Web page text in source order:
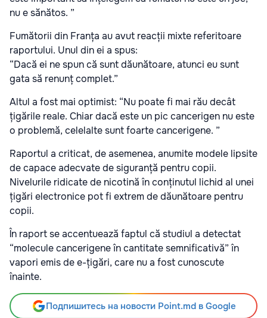
nu e sănătos. ”
Fumătorii din Franța au avut reacții mixte referitoare
raportului. Unul din ei a spus:
“Dacă ei ne spun că sunt dăunătoare, atunci eu sunt
gata să renunț complet.”
Altul a fost mai optimist: “Nu poate fi mai rău decât
țigările reale. Chiar dacă este un pic cancerigen nu este
o problemă, celelalte sunt foarte cancerigene. ”
Raportul a criticat, de asemenea, anumite modele lipsite
de capace adecvate de siguranță pentru copii.
Nivelurile ridicate de nicotină în conținutul lichid al unei
țigări electronice pot fi extrem de dăunătoare pentru
copii.
În raport se accentuează faptul că studiul a detectat
“molecule cancerigene în cantitate semnificativă” în
vapori emis de e-țigări, care nu a fost cunoscute
înainte.
Подпишитесь на новости Point.md в Google